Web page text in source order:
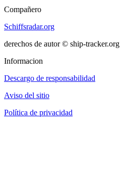
Compañero
Schiffsradar.org
derechos de autor © ship-tracker.org
Informacion
Descargo de responsabilidad
Aviso del sitio
Política de privacidad